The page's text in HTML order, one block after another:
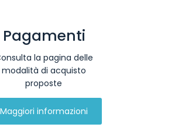
Pagamenti
la pagina delle
modalità di acquisto
proposte
Maggiori informazioni